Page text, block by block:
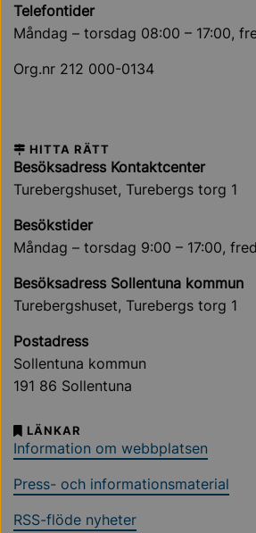
Telefontider
Måndag – torsdag 08:00 – 17:00,
Org.nr 212 000-0134
HITTA RÄTT
Besöksadress Kontaktcenter
Turebergshuset, Turebergs torg 1
Besökstider
Måndag – torsdag 9:00 – 17:00,
Besöksadress Sollentuna kommun
Turebergshuset, Turebergs torg 1
Postadress
Sollentuna kommun
191 86 Sollentuna
LÄNKAR
Information om webbplatsen
Press- och informationsmaterial
RSS-flöde nyheter